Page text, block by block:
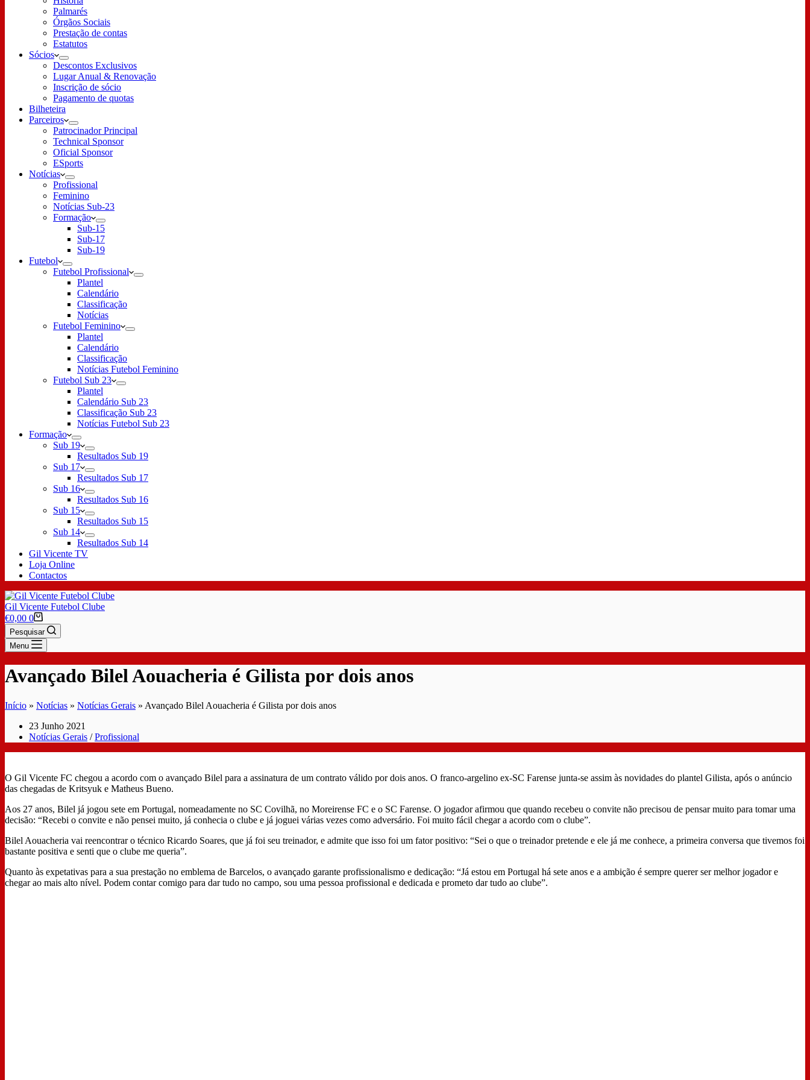
Palmarés
Órgãos Sociais
Prestação de contas
Estatutos
Sócios
Descontos Exclusivos
Lugar Anual & Renovação
Inscrição de sócio
Pagamento de quotas
Bilheteira
Parceiros
Patrocinador Principal
Technical Sponsor
Oficial Sponsor
ESports
Notícias
Profissional
Feminino
Notícias Sub-23
Formação
Sub-15
Sub-17
Sub-19
Futebol
Futebol Profissional
Plantel
Calendário
Classificação
Notícias
Futebol Feminino
Plantel
Calendário
Classificação
Notícias Futebol Feminino
Futebol Sub 23
Plantel
Calendário Sub 23
Classificação Sub 23
Notícias Futebol Sub 23
Formação
Sub 19
Resultados Sub 19
Sub 17
Resultados Sub 17
Sub 16
Resultados Sub 16
Sub 15
Resultados Sub 15
Sub 14
Resultados Sub 14
Gil Vicente TV
Loja Online
Contactos
Gil Vicente Futebol Clube
€0,00 0
Pesquisar
Menu
Avançado Bilel Aouacheria é Gilista por dois anos
Início » Notícias » Notícias Gerais » Avançado Bilel Aouacheria é Gilista por dois anos
23 Junho 2021
Notícias Gerais /Profissional
O Gil Vicente FC chegou a acordo com o avançado Bilel para a assinatura de um contrato válido por dois anos. O franco-argelino ex-SC Farense junta-se assim às novidades do plantel Gilista, após o anúncio
das chegadas de Kritsyuk e Matheus Bueno.
Aos 27 anos, Bilel já jogou sete em Portugal, nomeadamente no SC Covilhã, no Moreirense FC e o SC Farense. O jogador afirmou que quando recebeu o convite não precisou de pensar muito para tomar uma
decisão: “Recebi o convite e não pensei muito, já conhecia o clube e já joguei várias vezes como adversário. Foi muito fácil chegar a acordo com o clube”.
Bilel Aouacheria vai reencontrar o técnico Ricardo Soares, que já foi seu treinador, e admite que isso foi um fator positivo: “Sei o que o treinador pretende e ele já me conhece, a primeira conversa que tivemos foi
bastante positiva e senti que o clube me queria”.
Quanto às expetativas para a sua prestação no emblema de Barcelos, o avançado garante profissionalismo e dedicação: “Já estou em Portugal há sete anos e a ambição é sempre querer ser melhor jogador e
chegar ao mais alto nível. Podem contar comigo para dar tudo no campo, sou uma pessoa profissional e dedicada e prometo dar tudo ao clube”.